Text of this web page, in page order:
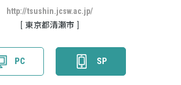
http://tsushin.jcsw.ac.jp/
東京都清瀬市
PC SP